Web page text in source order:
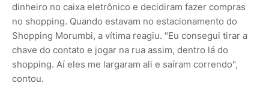
dinheiro no caixa eletrônico e decidiram fazer compras
no shopping. Quando estavam no estacionamento do
Shopping Morumbi, a vítima reagiu. "Eu consegui tirar a
chave do contato e jogar na rua assim, dentro lá do
shopping. Aí eles me largaram ali e saíram correndo",
contou.